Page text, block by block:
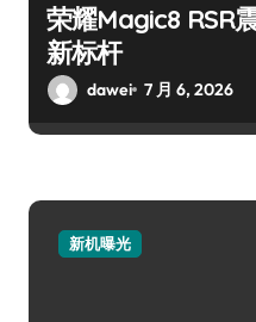
荣耀Magic8 RSR
新标杆
dawei 7 月 6, 2026
新机曝光